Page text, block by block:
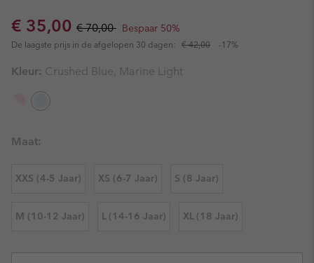
Sale price:
€ 35,00 Regular price:
€ 70,00 Bespaar 50%
De laagste prijs in de afgelopen 30 dagen: € 42,00 -17%
Kleur: Crushed Blue, Marine Light
Maat:
XXS (4-5 Jaar) XS (6-7 Jaar) S (8 Jaar)
M (10-12 Jaar) L (14-16 Jaar) XL (18 Jaar)